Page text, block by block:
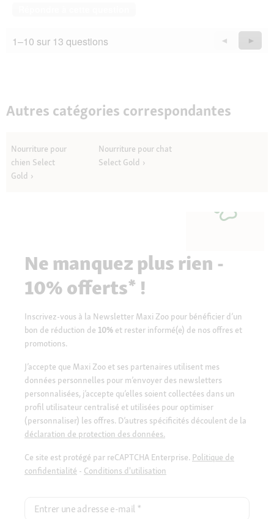
1–10 sur 13 questions
Précédent
Questions
◄ ►
Autres catégories correspondantes
Nourriture pour
chien Select
Gold
Nourriture pour chat
Select Gold
Ne manquez plus rien -
10% offerts* !
Inscrivez-vous à la Newsletter Maxi Zoo pour bénéficier d’un
bon de réduction de 10% et rester informé(e) de nos offres et
promotions.
J’accepte que Maxi Zoo et ses partenaires utilisent mes
données personnelles pour m’envoyer des newsletters
personnalisées, j’accepte qu’elles soient collectées dans un
profil utilisateur centralisé et utilisées pour optimiser
(personnaliser) les offres. D’autres spécificités découlent de la
déclaration de protection des données.
Ce site est protégé par reCAPTCHA Enterprise. Politique de
confidentialité - Conditions d'utilisation
Entrer une adresse e-mail *